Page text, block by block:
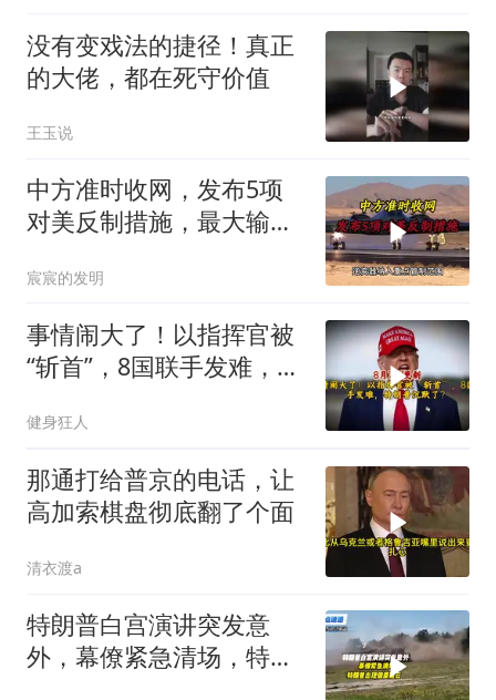
没有变戏法的捷径！真正
的大佬，都在死守价值
王玉说
中方准时收网，发布5项
对美反制措施，最大输家
宸宸的发明
事情闹大了！以指挥官被
“斩首”，8国联手发难，特
健身狂人
那通打给普京的电话，让
高加索棋盘彻底翻了个面
清衣渡a
特朗普白宫演讲突发意
外，幕僚紧急清场，特朗